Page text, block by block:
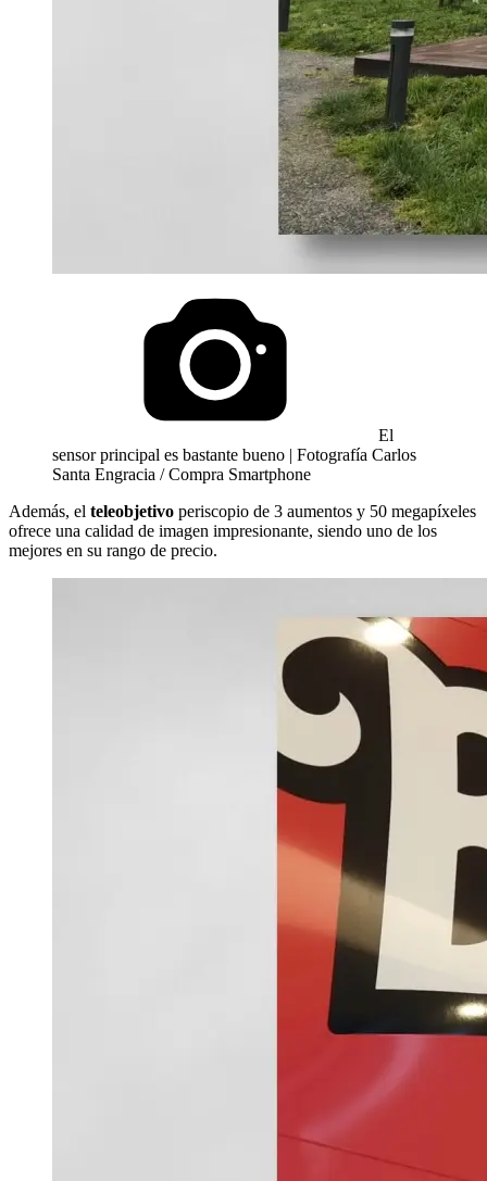
El
sensor principal es bastante bueno | Fotografía Carlos
Santa Engracia / Compra Smartphone
Además, el teleobjetivo periscopio de 3 aumentos y 50 megapíxeles
ofrece una calidad de imagen impresionante, siendo uno de los
mejores en su rango de precio.